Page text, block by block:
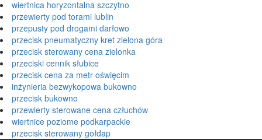
wiertnica horyzontalna szczytno
przewierty pod torami lublin
przepusty pod drogami darłowo
przecisk pneumatyczny kret zielona góra
przecisk sterowany cena zielonka
przeciski cennik słubice
przecisk cena za metr oświęcim
inżynieria bezwykopowa bukowno
przecisk bukowno
przewierty sterowane cena człuchów
wiertnice poziome podkarpackie
przecisk sterowany gołdap